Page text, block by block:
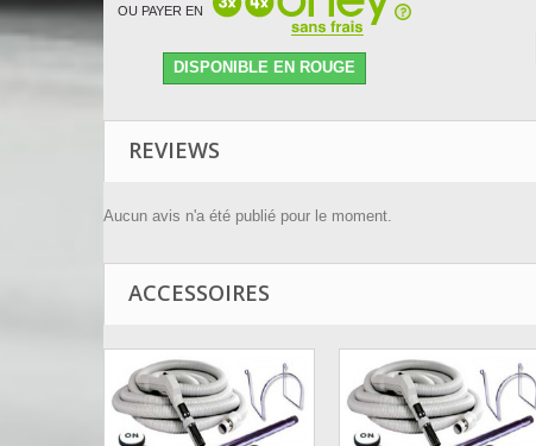
OU PAYER EN
DISPONIBLE EN ROUGE
REVIEWS
Aucun avis n'a été publié pour le moment.
ACCESSOIRES